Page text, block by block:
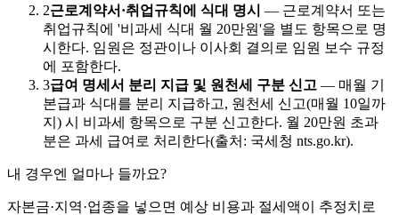
2근로계약서·취업규칙에 식대 명시 — 근로계약서 또는
취업규칙에 '비과세 식대 월 20만원'을 별도 항목으로 명
시한다. 임원은 정관이나 이사회 결의로 임원 보수 규정
에 포함한다.
3급여 명세서 분리 지급 및 원천세 구분 신고 — 매월 기
본급과 식대를 분리 지급하고, 원천세 신고(매월 10일까
지) 시 비과세 항목으로 구분 신고한다. 월 20만원 초과
분은 과세 급여로 처리한다(출처: 국세청 nts.go.kr).
내 경우엔 얼마나 들까요?
자본금·지역·업종을 넣으면 예상 비용과 절세액이 추정치로